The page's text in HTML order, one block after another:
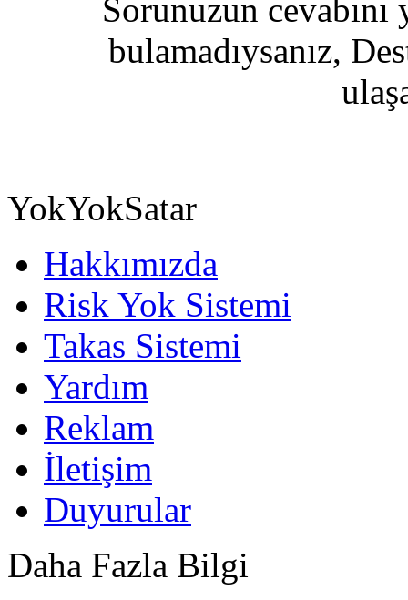
Sorunuzun cevabını
bulamadıysanız,
YokYokSatar
Hakkımızda
Risk Yok Sistemi
Takas Sistemi
Yardım
Reklam
İletişim
Duyurular
Daha Fazla Bilgi